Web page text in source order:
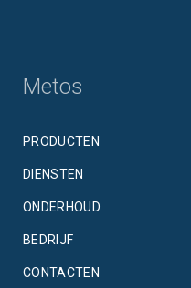
Metos
PRODUCTEN
DIENSTEN
ONDERHOUD
BEDRIJF
CONTACTEN